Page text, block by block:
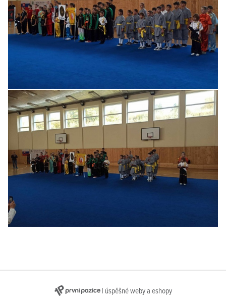
| úspěšné weby a eshopy